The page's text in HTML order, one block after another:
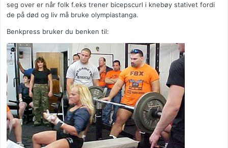
seg over er når folk f.eks trener bicepscurl i knebøy stativet fordi
de på død og liv må bruke olympiastanga.
Benkpress bruker du benken til: